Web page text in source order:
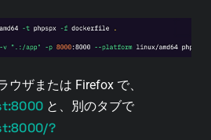
ウザまたは Firefox で、
と、別のタブで
?